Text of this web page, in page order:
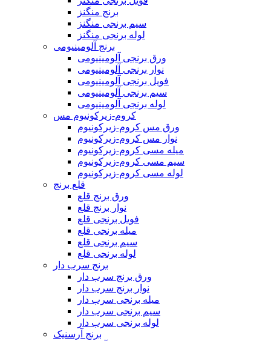
برنج منگنز
سیم برنجی منگنز
لوله برنجی منگنز
برنج آلومینیومی
ورق برنجی آلومینیومی
نوار برنجی آلومینیومی
فویل برنجی آلومینیومی
سیم برنجی آلومینیومی
لوله برنجی آلومینیومی
کروم-زیرکونیوم مس
ورق مس کروم-زیرکونیوم
نوار مس کروم-زیرکونیوم
میله مسی کروم-زیرکونیوم
سیم مسی کروم-زیرکونیوم
لوله مسی کروم-زیرکونیوم
قلع برنج
ورق برنج قلع
نوار برنج قلع
فویل برنجی قلع
میله برنجی قلع
سیم برنجی قلع
لوله برنجی قلع
برنج سرب دار
ورق برنج سرب دار
نوار برنج سرب دار
میله برنجی سرب دار
سیم برنجی سرب دار
لوله برنجی سرب دار
برنج آرسنیک